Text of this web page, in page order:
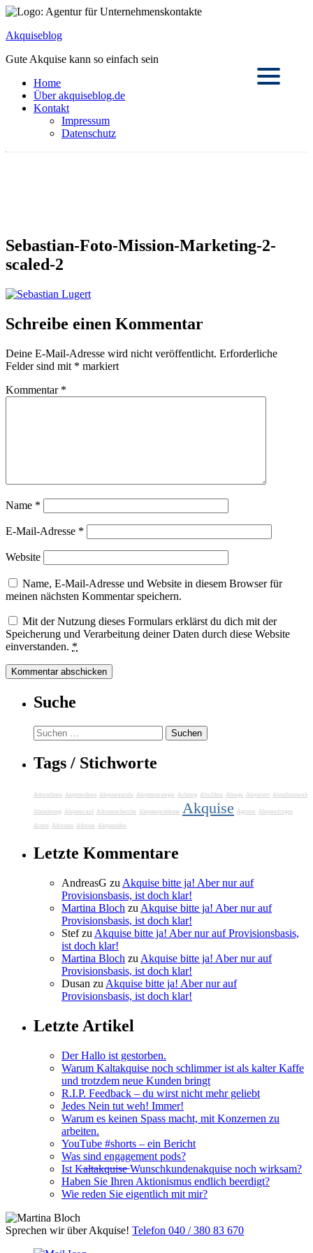
Akquiseblog
Gute Akquise kann so einfach sein
Home
Über akquiseblog.de
Kontakt
Impressum
Datenschutz
Sebastian-Foto-Mission-Marketing-2-
scaled-2
Schreibe einen Kommentar
Deine E-Mail-Adresse wird nicht veröffentlicht. Erforderliche
Felder sind mit * markiert
Kommentar *
Name *
E-Mail-Adresse *
Website
Name, E-Mail-Adresse und Website in diesem Browser für
meinen nächsten Kommentar speichern.
Mit der Nutzung dieses Formulars erklärst du dich mit der
Speicherung und Verarbeitung deiner Daten durch diese Website
einverstanden. *
Suche
Suchen
nach:
Tags / Stichworte
Adressdaten Akquiseideen Akquiseanrufe Akquisestrategie Achtung Abschluss Absage Akquiriert Abmahnanwalt
Abmahnung Akquisecard Adressrecherche Akquiseprobleme Akquise Agentur Akquisefragen
Action Adressen Adresse Akquiseidee
Letzte Kommentare
AndreasG zu Akquise bitte ja! Aber nur auf
Provisionsbasis, ist doch klar!
Martina Bloch zu Akquise bitte ja! Aber nur auf
Provisionsbasis, ist doch klar!
Stefzu Akquise bitte ja! Aber nur auf Provisionsbasis,
ist doch klar!
Martina Bloch zu Akquise bitte ja! Aber nur auf
Provisionsbasis, ist doch klar!
Dusan zu Akquise bitte ja! Aber nur auf
Provisionsbasis, ist doch klar!
Letzte Artikel
Der Hallo ist gestorben.
Warum Kaltakquise noch schlimmer ist als kalter Kaffe
und trotzdem neue Kunden bringt
R.I.P. Feedback – du wirst nicht mehr geliebt
Jedes Nein tut weh! Immer!
Warum es keinen Spass macht, mit Konzernen zu
arbeiten.
YouTube #shorts – ein Bericht
Was sind engagement pods?
Ist K̶a̶l̶t̶a̶k̶q̶u̶i̶s̶e̶ Wunschkundenakquise noch wirksam?
Haben Sie Ihren Aktionismus endlich beerdigt?
Wie reden Sie eigentlich mit mir?
Sprechen wir über Akquise! Telefon 040 / 380 83 670